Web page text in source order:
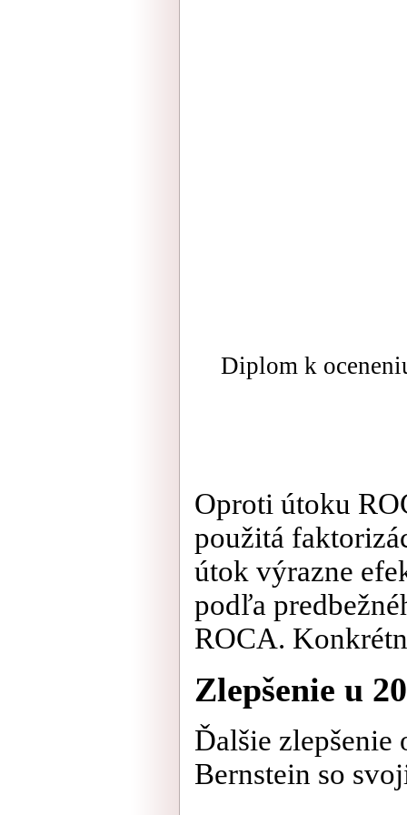
Diplom k
Oproti útoku
použitá
útok výrazne
podľa
ROCA.
Zlepšenie u
Ďalšie
Bernstein so